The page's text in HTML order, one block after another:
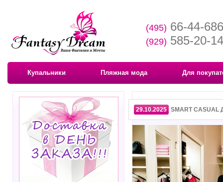
(495) 66-44-686
(929) 585-20-14
Купальники Пляжная мода Для
29.10.2025 SMART